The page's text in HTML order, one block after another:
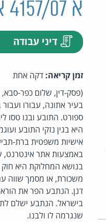
א 4157/07 אריק אמיר נ' יצחק מור
דיני עבודה
זמן קריאה: דקה אחת
בעיר אתונה, עבורו
ספורט. התובע ובנו טסו
היא בגין נזקי התובע
אישיות משפטית ברת-
באמצעות אתר אינטרנט,
משכורת, או מסמך שווה
דנן. הנתבע הפר את
שנגרמה לו ולבנו.